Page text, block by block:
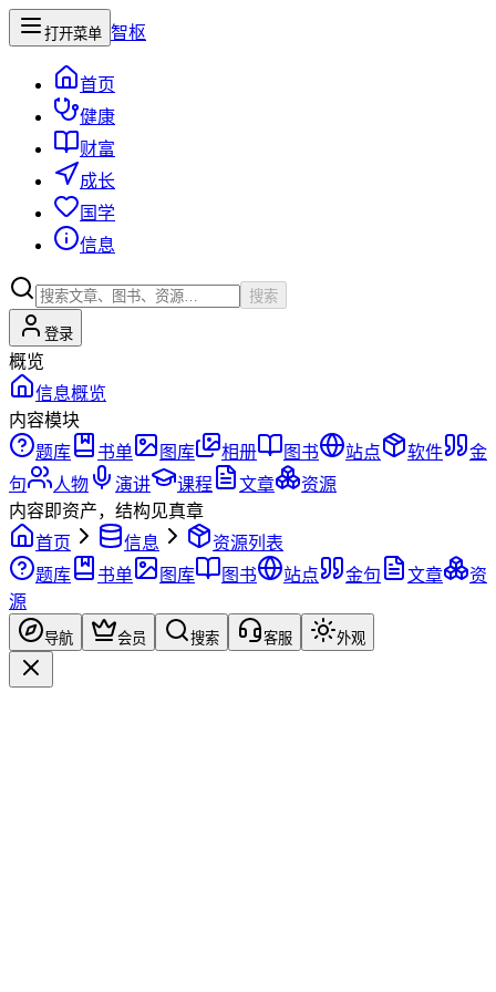
打开菜单 智枢
首页
健康
财富
成长
国学
信息
搜索
登录
概览
信息概览
内容模块
题库
书单 图库 相册 图书 站点 软件
金
句
人物 演讲 课程 文章
资源
内容即资产，结构见真章
首页
信息
资源列表
题库
书单 图库 图书 站点 金句 文章
资
源
导航 会员 搜索 客服 外观